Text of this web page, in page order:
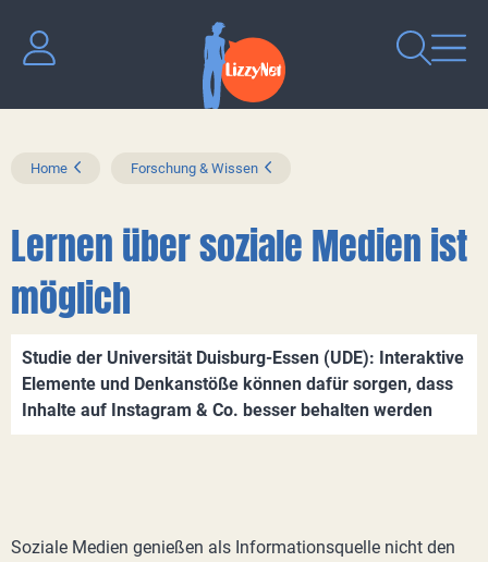
Home Forschung & Wissen
Lernen über soziale Medien ist
möglich
Studie der Universität Duisburg-Essen (UDE): Interaktive
Elemente und Denkanstöße können dafür sorgen, dass
Inhalte auf Instagram & Co. besser behalten werden
Soziale Medien genießen als Informationsquelle nicht den